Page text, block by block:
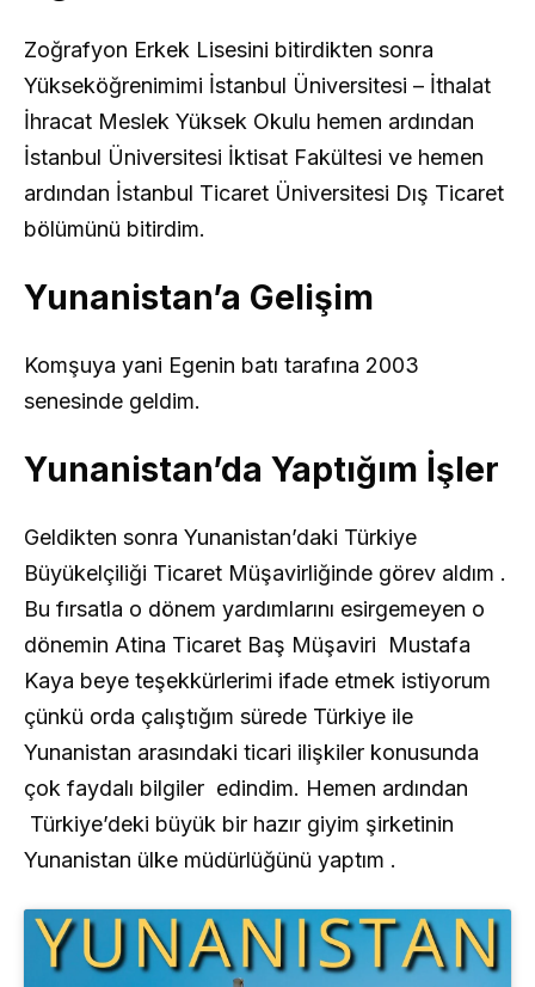
Zoğrafyon Erkek Lisesini bitirdikten sonra
Yükseköğrenimimi İstanbul Üniversitesi – İthalat
İhracat Meslek Yüksek Okulu hemen ardından
İstanbul Üniversitesi İktisat Fakültesi ve hemen
ardından İstanbul Ticaret Üniversitesi Dış Ticaret
bölümünü bitirdim.
Yunanistan’a Gelişim
Komşuya yani Egenin batı tarafına 2003
senesinde geldim.
Yunanistan’da Yaptığım İşler
Geldikten sonra Yunanistan’daki Türkiye
Büyükelçiliği Ticaret Müşavirliğinde görev aldım .
Bu fırsatla o dönem yardımlarını esirgemeyen o
dönemin Atina Ticaret Baş Müşaviri Mustafa
Kaya beye teşekkürlerimi ifade etmek istiyorum
çünkü orda çalıştığım sürede Türkiye ile
Yunanistan arasındaki ticari ilişkiler konusunda
çok faydalı bilgiler edindim. Hemen ardından
Türkiye’deki büyük bir hazır giyim şirketinin
Yunanistan ülke müdürlüğünü yaptım .